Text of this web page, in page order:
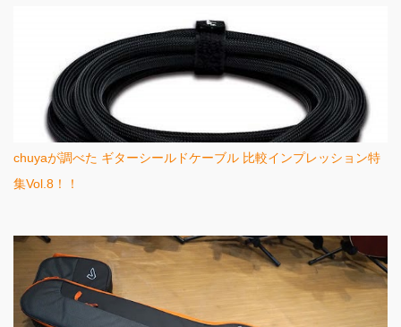
chuyaが調べた ギターシールドケーブル 比較インプレッション特
集Vol.8！！